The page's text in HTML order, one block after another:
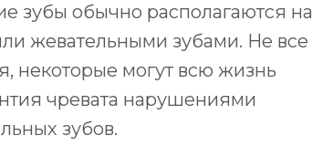
зубы обычно располагаются на
жевательными зубами. Не все
некоторые могут всю жизнь
чревата нарушениями
зубов.